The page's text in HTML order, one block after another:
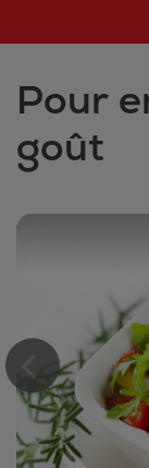
Pour
goût